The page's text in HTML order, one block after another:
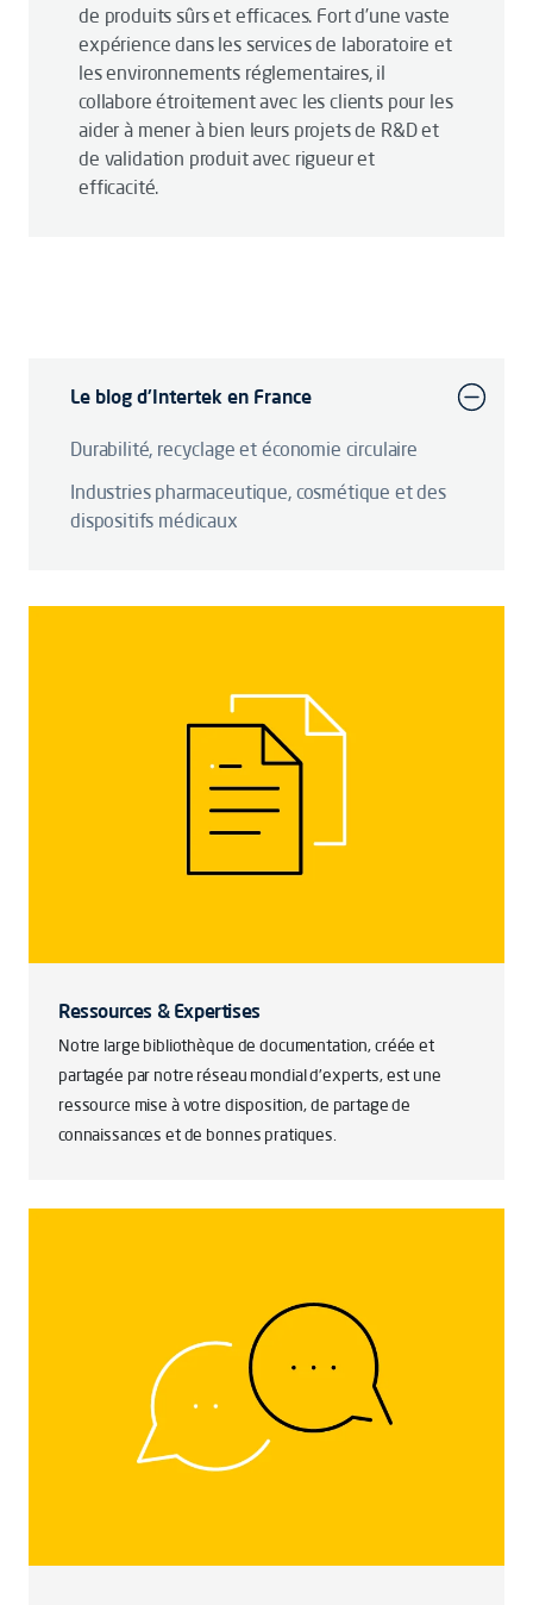
de produits sûrs et efficaces. Fort d’une vaste
expérience dans les services de laboratoire et
les environnements réglementaires, il
collabore étroitement avec les clients pour les
aider à mener à bien leurs projets de R&D et
de validation produit avec rigueur et
efficacité.
Le blog d'Intertek en France
Durabilité, recyclage et économie circulaire
Industries pharmaceutique, cosmétique et des
dispositifs médicaux
Ressources & Expertises
Notre large bibliothèque de documentation, créée et
partagée par notre réseau mondial d’experts, est une
ressource mise à votre disposition, de partage de
connaissances et de bonnes pratiques.